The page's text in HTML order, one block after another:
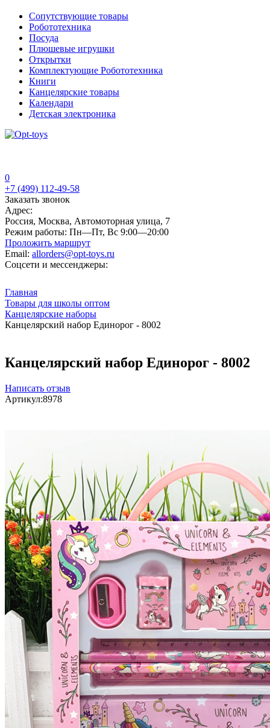
Сопутствующие товары
Робототехника
Посуда
Плюшевые игрушки
Открытки
Комплектующие Робототехника
Книги
Канцелярские товары
Календари
Детская электроника
0
+7 (499) 112-49-58
Заказать звонок
Адрес:
Россия, Москва, Автомоторная улица, 7
Режим работы: Пн—Пт, Вс 9:00—20:00
Проложить маршрут
Email: allorders@opt-toys.ru
Соцсети и мессенджеры:
Главная
Товары для школы оптом
Канцелярские наборы
Канцелярский набор Единорог - 8002
Канцелярский набор Единорог - 8002
Написать отзыв
Артикул:8978